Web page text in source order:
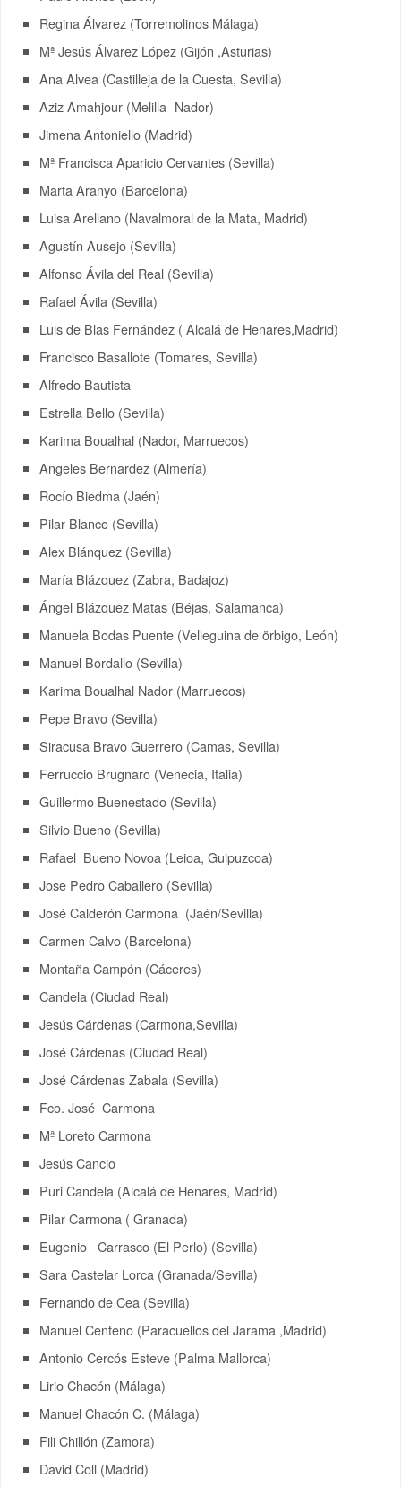
Regina Álvarez (Torremolinos Málaga)
Mª Jesús Álvarez López (Gijón ,Asturias)
Ana Alvea (Castilleja de la Cuesta, Sevilla)
Aziz Amahjour (Melilla- Nador)
Jimena Antoniello (Madrid)
Mª Francisca Aparicio Cervantes (Sevilla)
Marta Aranyo (Barcelona)
Luisa Arellano (Navalmoral de la Mata, Madrid)
Agustín Ausejo (Sevilla)
Alfonso Ávila del Real (Sevilla)
Rafael Ávila (Sevilla)
Luis de Blas Fernández ( Alcalá de Henares,Madrid)
Francisco Basallote (Tomares, Sevilla)
Alfredo Bautista
Estrella Bello (Sevilla)
Karima Boualhal (Nador, Marruecos)
Angeles Bernardez (Almería)
Rocío Biedma (Jaén)
Pilar Blanco (Sevilla)
Alex Blánquez (Sevilla)
María Blázquez (Zabra, Badajoz)
Ángel Blázquez Matas (Béjas, Salamanca)
Manuela Bodas Puente (Velleguina de örbigo, León)
Manuel Bordallo (Sevilla)
Karima Boualhal Nador (Marruecos)
Pepe Bravo (Sevilla)
Siracusa Bravo Guerrero (Camas, Sevilla)
Ferruccio Brugnaro (Venecia, Italia)
Guillermo Buenestado (Sevilla)
Silvio Bueno (Sevilla)
Rafael Bueno Novoa (Leioa, Guipuzcoa)
Jose Pedro Caballero (Sevilla)
José Calderón Carmona (Jaén/Sevilla)
Carmen Calvo (Barcelona)
Montaña Campón (Cáceres)
Candela (Ciudad Real)
Jesús Cárdenas (Carmona,Sevilla)
José Cárdenas (Ciudad Real)
José Cárdenas Zabala (Sevilla)
Fco. José Carmona
Mª Loreto Carmona
Jesús Cancio
Puri Candela (Alcalá de Henares, Madrid)
Pilar Carmona ( Granada)
Eugenio Carrasco (El Perlo) (Sevilla)
Sara Castelar Lorca (Granada/Sevilla)
Fernando de Cea (Sevilla)
Manuel Centeno (Paracuellos del Jarama ,Madrid)
Antonio Cercós Esteve (Palma Mallorca)
Lirio Chacón (Málaga)
Manuel Chacón C. (Málaga)
Fili Chillón (Zamora)
David Coll (Madrid)